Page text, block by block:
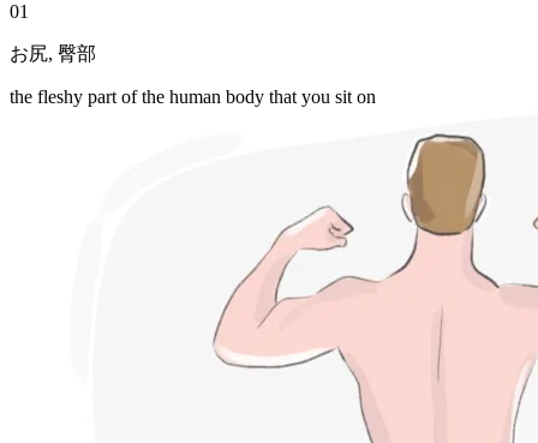
01
お尻, 臀部
the fleshy part of the human body that you sit on